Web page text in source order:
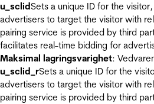
u_sclidSets a unique ID for the
advertisers to target the visitor with
pairing service is provided by third
facilitates real-time bidding for
Maksimal lagringsvarighet:
u_sclid_rSets a unique ID for the
advertisers to target the visitor with
pairing service is provided by third